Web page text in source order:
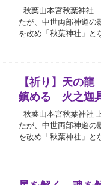
秋葉山本宮秋葉神社
たが、中世両部神道の
を改め「秋葉神社」と
【祈り】天の
鎮める 火之迦
秋葉山本宮秋葉神社
たが、中世両部神道の
を改め「秋葉神社」